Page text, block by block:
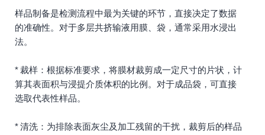
样品制备是检测流程中最为关键的环节，直接决定了数据
的准确性。对于多层共挤输液用膜、袋，通常采用水浸出
法。
* 裁样：根据标准要求，将膜材裁剪成一定尺寸的片状，计
算其表面积与浸提介质体积的比例。对于成品袋，可直接
选取代表性样品。
* 清洗：为排除表面灰尘及加工残留的干扰，裁剪后的样品